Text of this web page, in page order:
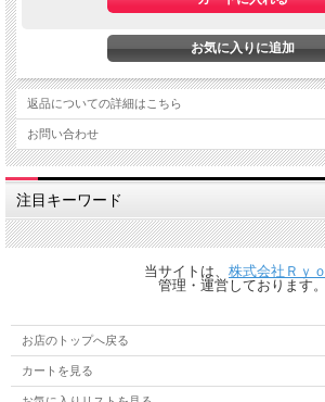
返品についての詳細はこちら
お問い合わせ
注目キーワード
当サイトは、 株式会社Ｒｙｏ
管理・運営しております。
お店のトップへ戻る
カートを見る